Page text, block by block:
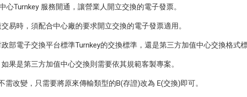
Turnkey 服務開通，讓營業人開立交換的電子發票。
易時，須配合中心廠的要求開立交換的電子發票適用。
部電子交換平台標準Turnkey的交換標準，還是第三方加值中心交換格式標
如果是第三方加值中心交換則需要依其規範客製專案。
改變，只需要將原來傳輸類型的B(存證)改為 E(交換)即可。